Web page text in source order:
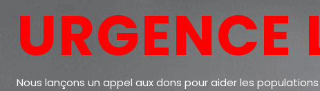
URGENCE
Nous lançons un appel aux dons pour aider les populations